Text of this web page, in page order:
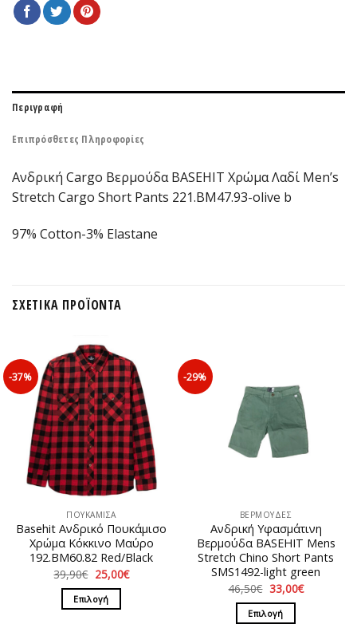
Περιγραφή
Επιπρόσθετες Πληροφορίες
Ανδρική Cargo Βερμούδα BASEHIT Χρώμα Λαδί Men’s
Stretch Cargo Short Pants 221.BM47.93-olive b
97% Cotton-3% Elastane
ΣΧΕΤΙΚΆ ΠΡΟΪΌΝΤΑ
-37%
ΠΟΥΚΑΜΙΣΑ
Basehit Ανδρικό Πουκάμισο
Xρώμα Κόκκινο Μαύρο
192.BM60.82 Red/Βlack
39,90€ Original
price
was:
39,90€.
25,00€Η
Επιλογή
-29%
ΒΕΡΜΟΥΔΕΣ
Ανδρική Υφασμάτινη
Βερμούδα BASEHIT Mens
Stretch Chino Short Pants
SMS1492-light green
46,50€ Original
price
was:
46,50€.
33,00€Η
Επιλογή